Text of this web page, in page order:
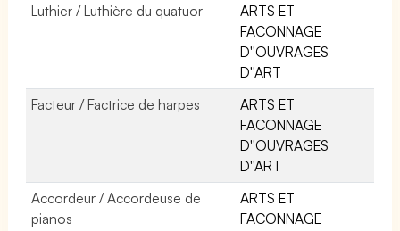
Luthier / Luthière du quatuor
ARTS ET
FACONNAGE
D''OUVRAGES
D''ART
Facteur / Factrice de harpes
ARTS ET
FACONNAGE
D''OUVRAGES
D''ART
Accordeur / Accordeuse de
pianos
ARTS ET
FACONNAGE